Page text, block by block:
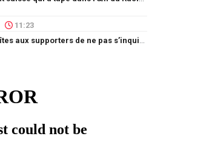
11:23